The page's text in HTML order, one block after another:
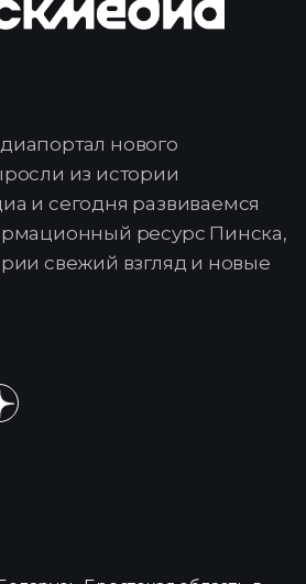
нового
из истории
и сегодня развиваемся
ресурс Пинска,
свежий взгляд и новые